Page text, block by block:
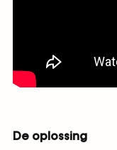
De oplossing